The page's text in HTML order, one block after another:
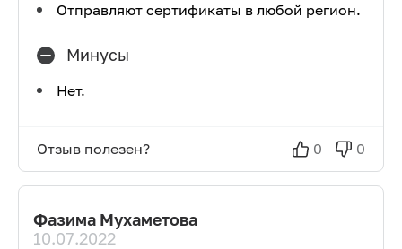
Отправляют сертификаты в любой регион.
Минусы
Нет.
Отзыв полезен? 0 0
Фазима Мухаметова
10.07.2022